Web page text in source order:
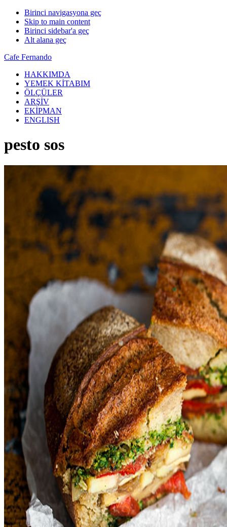
Birinci navigasyona geç
Skip to main content
Birinci sidebar'a geç
Alt alana geç
Cafe Fernando
HAKKIMDA
YEMEK KİTABIM
ÖLÇÜLER
ARŞİV
EKİPMAN
ENGLISH
pesto sos